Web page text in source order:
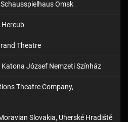
Omsk
Hercub
Theatre
Katona József Nemzeti Színház
Theatre Company,
Slovakia, Uherské Hradiště